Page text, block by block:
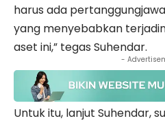
harus ada
yang menyebabkan
aset ini,” tegas Suhendar.
-
Untuk itu, lanjut Suhendar,